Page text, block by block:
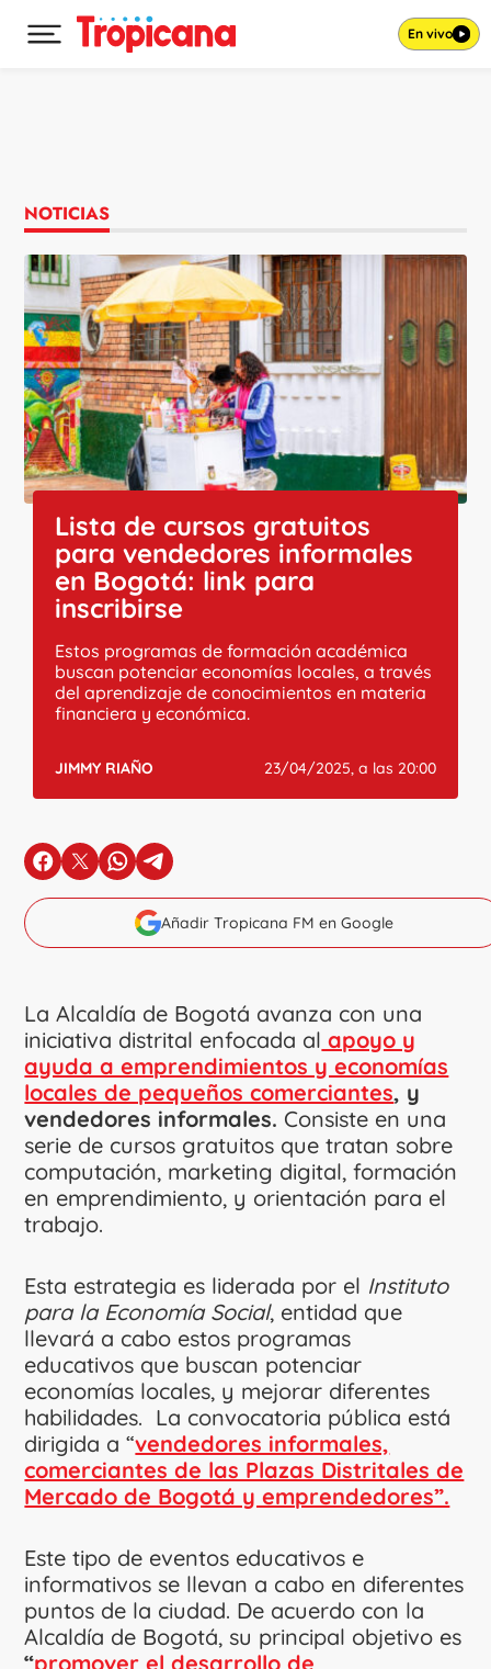
Desplegar menú principal En vivo
NOTICIAS
Lista de cursos gratuitos
para vendedores informales
en Bogotá: link para
inscribirse
Estos programas de formación académica
buscan potenciar economías locales, a través
del aprendizaje de conocimientos en materia
financiera y económica.
JIMMY RIAÑO 23/04/2025, a las 20:00
en Facebook
en Xen Whatsapp
en Telegram
Añadir Tropicana FM en Google
La Alcaldía de Bogotá avanza con una
iniciativa distrital enfocada al apoyo y
ayuda a emprendimientos y economías
locales de pequeños comerciantes, y
vendedores informales. Consiste en una
serie de cursos gratuitos que tratan sobre
computación, marketing digital, formación
en emprendimiento, y orientación para el
trabajo.
Esta estrategia es liderada por el Instituto
para la Economía Social, entidad que
llevará a cabo estos programas
educativos que buscan potenciar
economías locales, y mejorar diferentes
habilidades. La convocatoria pública está
dirigida a “vendedores informales,
comerciantes de las Plazas Distritales de
Mercado de Bogotá y emprendedores”.
Este tipo de eventos educativos e
informativos se llevan a cabo en diferentes
puntos de la ciudad. De acuerdo con la
Alcaldía de Bogotá, su principal objetivo es
“promover el desarrollo de